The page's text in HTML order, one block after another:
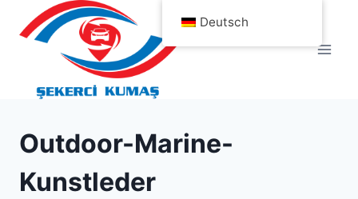
Inhalt
Outdoor-Marine-
Kunstleder
Deutsch